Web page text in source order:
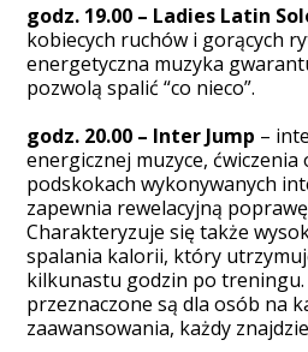
godz. 19.00 – Ladies Latin
kobiecych ruchów i gorących
energetyczna muzyka
pozwolą spalić “co nieco”.
godz. 20.00 – Inter Jump –
energicznej muzyce, ćwiczenia
podskokach wykonywanych
zapewnia rewelacyjną
Charakteryzuje się także
spalania kalorii, który
kilkunastu godzin po
przeznaczone są dla osób na
zaawansowania, każdy